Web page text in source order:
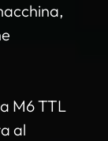
M6 TTL
al